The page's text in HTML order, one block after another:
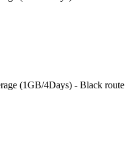
(1GB/4Days) - Black route